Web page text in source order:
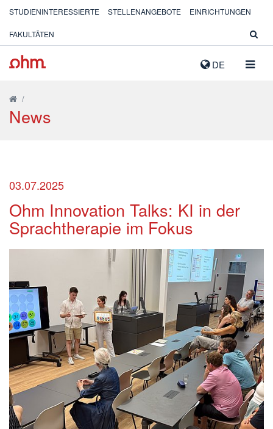
DE
STUDIENINTERESSIERTE STELLENANGEBOTE EINRICHTUNGEN
FAKULTÄTEN
/
News
03.07.2025
Ohm Innovation Talks: KI in der
Sprachtherapie im Fokus